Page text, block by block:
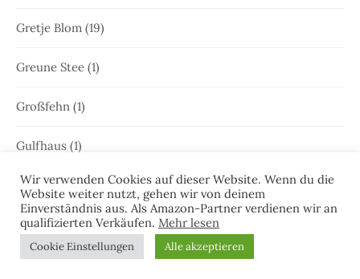
Gretje Blom (19)
Greune Stee (1)
Großfehn (1)
Gulfhaus (1)
Hammrich(1)
Hans-Rainer Riekers(8)
Harlesiel(9)
Wir verwenden Cookies auf dieser Website. Wenn du die
Website weiter nutzt, gehen wir von deinem
Einverständnis aus. Als Amazon-Partner verdienen wir an
qualifizierten Verkäufen. Mehr lesen
Cookie Einstellungen Alle akzeptieren